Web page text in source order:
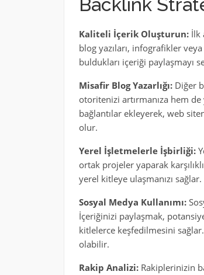
Backlink
Kaliteli İçerik Oluşturun:İlk
blog yazıları, infografikler
buldukları içeriği paylaşmayı
Misafir Blog Yazarlığı:Diğer
otoritenizi artırmanıza hem de
bağlantılar ekleyerek, web
olur.
Yerel İşletmelerle İşbirliği:
ortak projeler yaparak
yerel kitleye ulaşmanızı sağlar.
Sosyal Medya Kullanımı:
İçeriğinizi paylaşmak,
kitlelerce keşfedilmesini
olabilir.
Rakip Analizi:Rakiplerinizin